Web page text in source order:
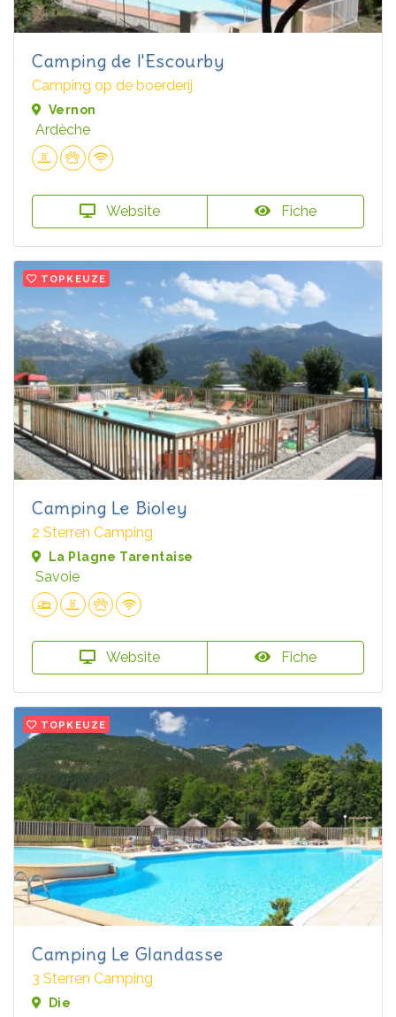
Camping de l'Escourby
Camping op de boerderij
Vernon
Ardèche
Website Fiche
TOPKEUZE
Camping Le Bioley
2 Sterren Camping
La Plagne Tarentaise
Savoie
Website Fiche
TOPKEUZE
Camping Le Glandasse
3 Sterren Camping
Die